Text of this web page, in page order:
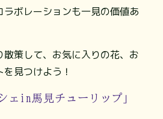
ボレーションも一見の価値あ
散策して、お気に入りの花、お
見つけよう！
ェin馬見チューリップ」